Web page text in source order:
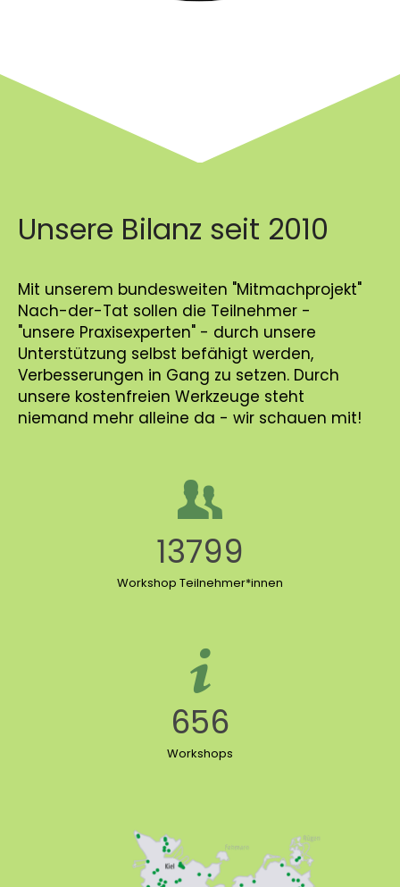
Unsere Bilanz seit 2010
Mit unserem bundesweiten "Mitmachprojekt"
Nach-der-Tat sollen die Teilnehmer -
"unsere Praxisexperten" - durch unsere
Unterstützung selbst befähigt werden,
Verbesserungen in Gang zu setzen. Durch
unsere kostenfreien Werkzeuge steht
niemand mehr alleine da - wir schauen mit!
13799
Workshop Teilnehmer*innen
656
Workshops